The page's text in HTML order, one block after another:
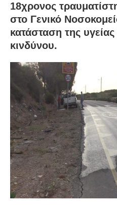
18χρονος
στο Γενικό
κατάσταση της υγείας
κινδύνου.